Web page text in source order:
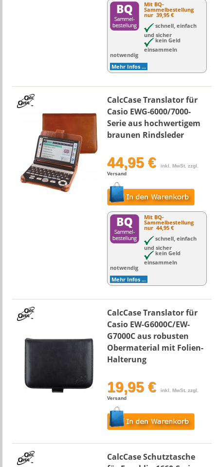
Mit BQ-
Sammelbestellung
nur 39,95 €
schnell, einfach
und sicher
kein Geld
einsammeln
notwendig
Mehr Infos ...
CalcCase Translator für
Casio EWG-6000/7000-
Serie aus hochwertigem
braunen Rindsleder
44,95 €
inkl. MwSt. zzgl.
Versand
Mit BQ-
Sammelbestellung
nur 44,95 €
schnell, einfach
und sicher
kein Geld
einsammeln
notwendig
Mehr Infos ...
CalcCase Translator für
Casio EW-G6000C/EW-
G7000C aus robusten
Obermaterial mit Folien-
Halterung
19,95 €
inkl. MwSt. zzgl.
Versand
CalcCase Schutztasche